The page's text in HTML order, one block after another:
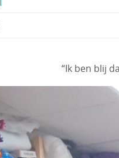
“Ik ben blij